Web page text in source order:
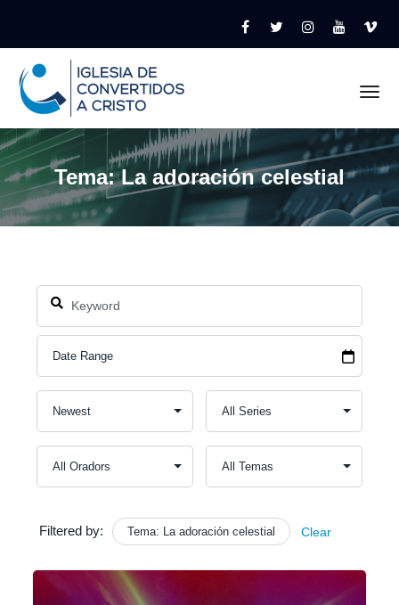
Tema: La adoración celestial
Filtered by: Tema: La adoración celestial Clear